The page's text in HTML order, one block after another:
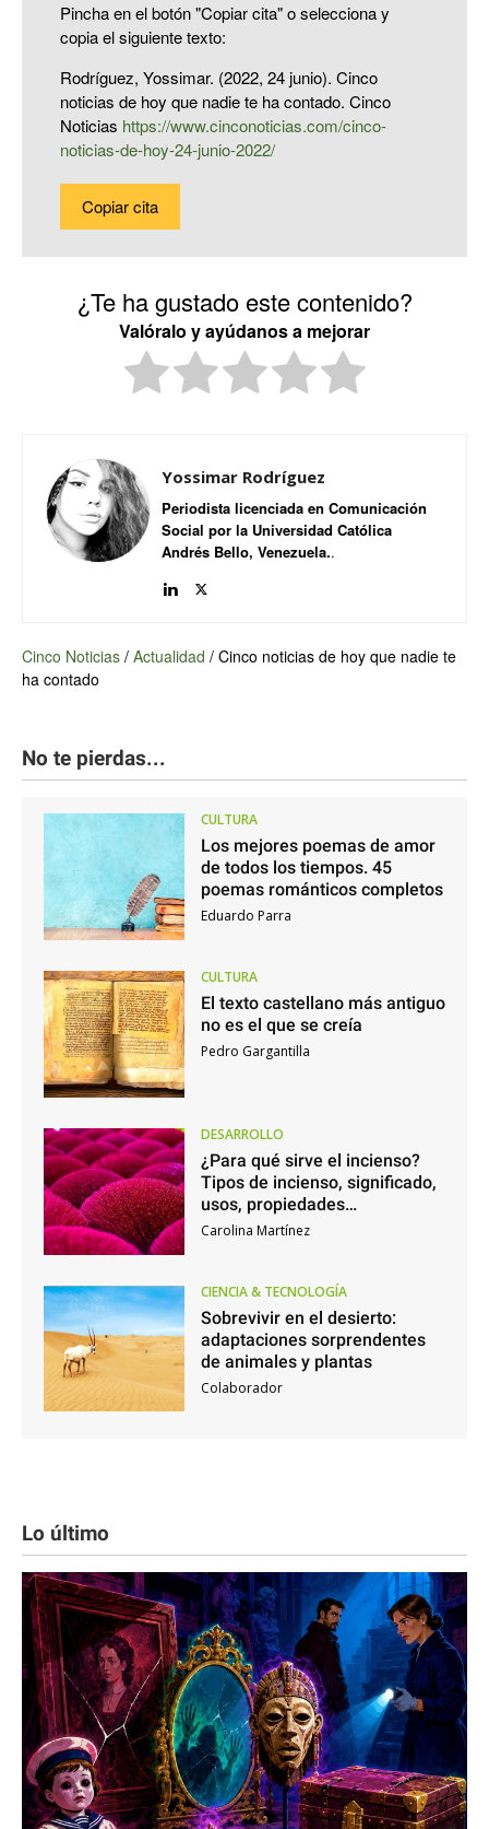
Pincha en el botón "Copiar cita" o selecciona y
copia el siguiente texto:
Rodríguez, Yossimar. (2022, 24 junio). Cinco
noticias de hoy que nadie te ha contado. Cinco
Noticias https://www.cinconoticias.com/cinco-
noticias-de-hoy-24-junio-2022/
Copiar cita
¿Te ha gustado este contenido?
Valóralo y ayúdanos a mejorar
Yossimar Rodríguez
Periodista licenciada en Comunicación
Social por la Universidad Católica
Andrés Bello, Venezuela..
Cinco Noticias / Actualidad / Cinco noticias de hoy que nadie te
ha contado
No te pierdas...
CULTURA
Los mejores poemas de amor
de todos los tiempos. 45
poemas románticos completos
Eduardo Parra
CULTURA
El texto castellano más antiguo
no es el que se creía
Pedro Gargantilla
DESARROLLO
¿Para qué sirve el incienso?
Tipos de incienso, significado,
usos, propiedades…
Carolina Martínez
CIENCIA & TECNOLOGÍA
Sobrevivir en el desierto:
adaptaciones sorprendentes
de animales y plantas
Colaborador
Lo último